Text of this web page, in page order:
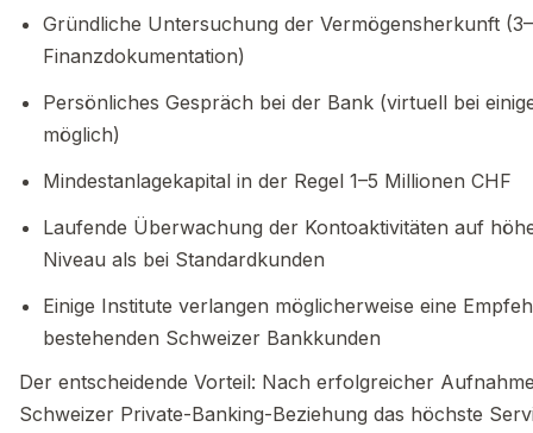
Gründliche Untersuchung der Vermögensherkunft
Finanzdokumentation)
Persönliches Gespräch bei der Bank (virtuell bei
möglich)
Mindestanlagekapital in der Regel 1–5 Millionen CHF
Laufende Überwachung der Kontoaktivitäten auf
Niveau als bei Standardkunden
Einige Institute verlangen möglicherweise eine
bestehenden Schweizer Bankkunden
Der entscheidende Vorteil: Nach erfolgreicher
Schweizer Private-Banking-Beziehung das höchste